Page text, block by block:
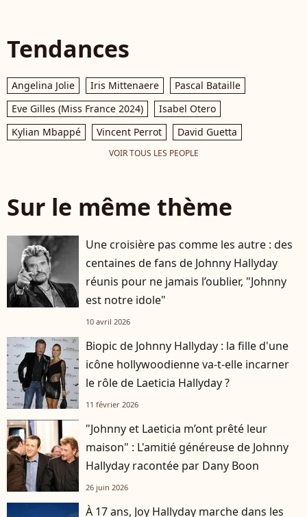
Tendances
Angelina Jolie Iris Mittenaere
Pascal Bataille
Eve Gilles (Miss France 2024)
Isabel Otero
Kylian Mbappé
Vincent Perrot David Guetta
VOIR TOUS LES PEOPLE
Sur le même thème
Une croisière pas comme les autre : des
centaines de fans de Johnny Hallyday
réunis pour ne jamais l’oublier, "Johnny
est notre idole"
10 avril 2026
Biopic de Johnny Hallyday : la fille d'une
icône hollywoodienne va-t-elle incarner
le rôle de Laeticia Hallyday ?
11 février 2026
"Johnny et Laeticia m’ont prêté leur
maison" : L'amitié généreuse de Johnny
Hallyday racontée par Dany Boon
26 juin 2026
À 17 ans, Joy Hallyday marche dans les